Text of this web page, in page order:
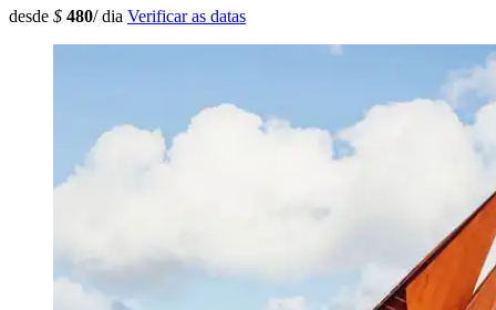
desde $ 480/ dia Verificar as datas